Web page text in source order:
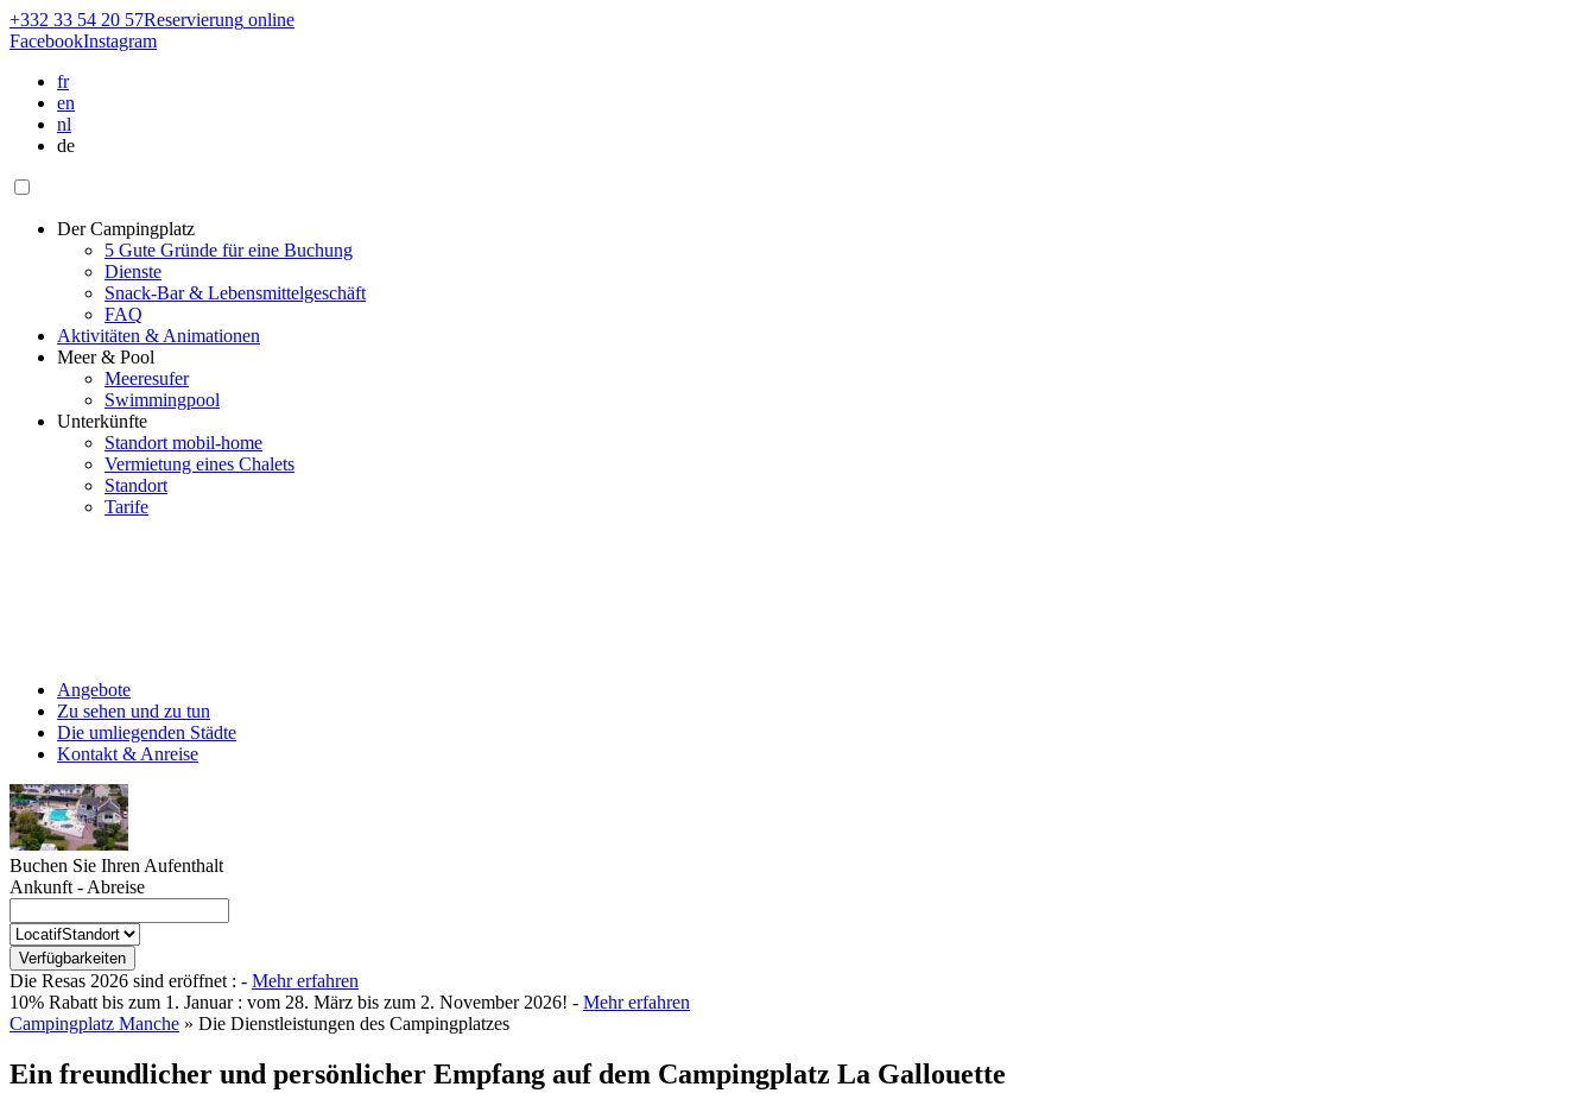
+332 33 54 20 57Reservierung online
FacebookInstagram
fr
en
nl
de
Der Campingplatz
5 Gute Gründe für eine Buchung
Dienste
Snack-Bar & Lebensmittelgeschäft
FAQ
Aktivitäten & Animationen
Meer & Pool
Meeresufer
Swimmingpool
Unterkünfte
Standort mobil-home
Vermietung eines Chalets
Standort
Tarife
Angebote
Zu sehen und zu tun
Die umliegenden Städte
Kontakt & Anreise
Buchen Sie Ihren Aufenthalt
Ankunft - Abreise
Die Resas 2026 sind eröffnet : - Mehr erfahren
10% Rabatt bis zum 1. Januar : vom 28. März bis zum 2. November 2026! - Mehr erfahren
Campingplatz Manche » Die Dienstleistungen des Campingplatzes
Ein freundlicher und persönlicher Empfang auf dem Campingplatz La Gallouette